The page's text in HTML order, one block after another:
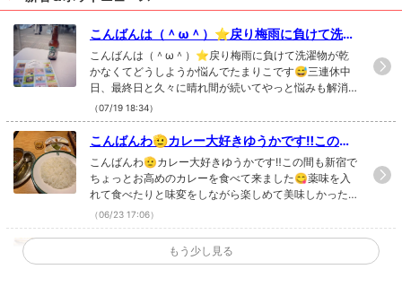
こんばんは（＾ω＾）⭐︎戻り梅雨に負けて洗濯
物が乾かなくてどうしよう...
こんばんは（＾ω＾）⭐︎戻り梅雨に負けて洗濯物が乾
かなくてどうしようか悩んでたまりこです😅三連休中
日、最終日と久々に晴れ間が続いてやっと悩みも解消
されました✨昨日たまたま御徒町の広場でやってた出
店でクラフトビール🍺をゲットしました😇クラフトビ
ール好きな方いたら色々教えて下さい〜三連休最終日
も元気に営業してます♪皆さまのご来店お待ちしてます
⭐︎♯錦糸町♯ガールズバー♯kyara♯ダーツ♯喫煙♯錦糸町
ガールズバー♯ダーツのあるガールズバー🎯
（07/19 18:34）
こんばんわ🫡カレー大好きゆうかです‼️この間
も新宿でちょっとお高めのカレーを食べ...
こんばんわ🫡カレー大好きゆうかです‼️この間も新宿で
ちょっとお高めのカレーを食べて来ました😋薬味を入
れて食べたりと味変をしながら楽しめて美味しかった
です‼️おすすめのカレー屋さんあったらぜひ教えてくだ
さい‼️本日も元気に営業中です🙋🏻‍♀️疲れた体にお酒を流し
込んで、じどーっと暑い日を乗り切りましょう😆#錦
糸町#錦糸町ガールズバー#ガールズバー#ダーツのあ
（06/23 17:06）
こんばんは（＾ω＾）⭐︎まりこです！先日錦糸
町のbarでステキなグラ...
こんばんは（＾ω＾）⭐︎まりこです！先日錦糸町のbar
もう少し見る